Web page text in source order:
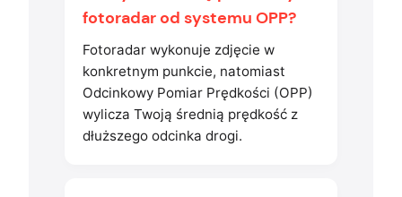
fotoradar od systemu OPP?
Fotoradar wykonuje zdjęcie w
konkretnym punkcie, natomiast
Odcinkowy Pomiar Prędkości (OPP)
wylicza Twoją średnią prędkość z
dłuższego odcinka drogi.